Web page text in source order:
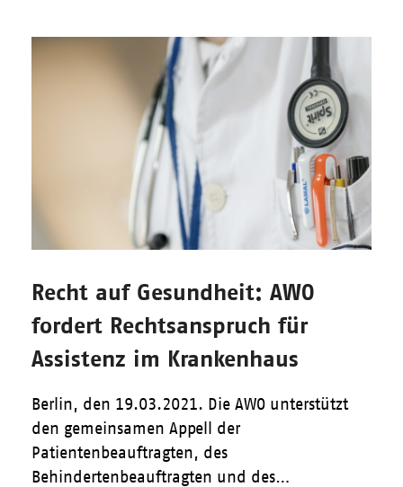
Recht auf Gesundheit: AWO
fordert Rechtsanspruch für
Assistenz im Krankenhaus
Berlin, den 19.03.2021. Die AWO unterstützt
den gemeinsamen Appell der
Patientenbeauftragten, des
Behindertenbeauftragten und des…